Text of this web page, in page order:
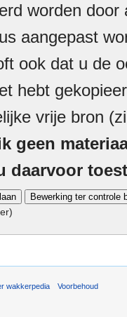
worden
aangepast
ook dat u de
hebt
vrije bron
geen
daarvoor
wakkerpedia Voorbehoud